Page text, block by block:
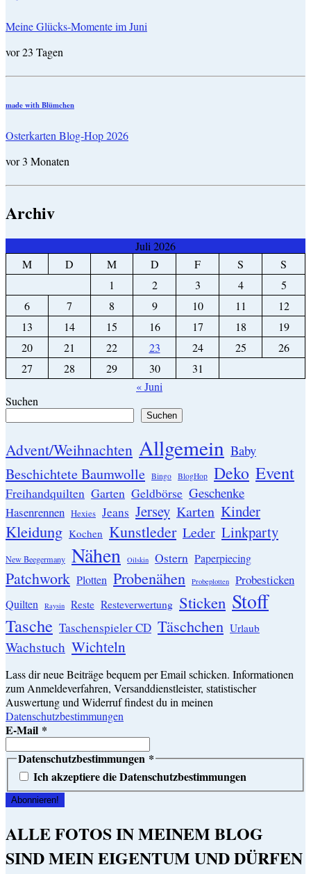
Meine Glücks-Momente im Juni
vor 23 Tagen
made with Blümchen
Osterkarten Blog-Hop 2026
vor 3 Monaten
Archiv
Juli 2026
M
D M D F S
S
1
2 3 4
5
6
7 8 9 10 11
12
13
14 15 16 17 18
19
20
21 22 23 24 25
26
27
28 29 30
31
« Juni
Suchen
Suchen
Advent/Weihnachten Allgemein Baby
Beschichtete Baumwolle Bingo BlogHop Deko Event
Freihandquilten Garten Geldbörse Geschenke
Hasenrennen Hexies Jeans Jersey Karten Kinder
Kleidung Kochen Kunstleder Leder Linkparty
New Beegermany Nähen Oilskin Ostern Paperpiecing
Patchwork Plotten Probenähen Probeplotten Probesticken
Quilten Raysin Reste Resteverwertung Sticken Stoff
Tasche Taschenspieler CD Täschchen Urlaub
Wachstuch Wichteln
Lass dir neue Beiträge bequem per Email schicken. Informationen
zum Anmeldeverfahren, Versanddienstleister, statistischer
Auswertung und Widerruf findest du in meinen
Datenschutzbestimmungen
E-Mail *
Datenschutzbestimmungen *
Ich akzeptiere die Datenschutzbestimmungen
ALLE FOTOS IN MEINEM BLOG
SIND MEIN EIGENTUM UND DÜRFEN